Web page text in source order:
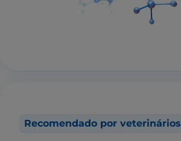
Recomendado por veterinários